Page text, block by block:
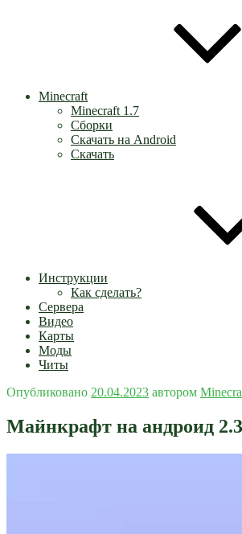
Minecraft
Minecraft 1.7
Сборки
Скачать на Android
Скачать
Инструкции
Как сделать?
Сервера
Видео
Карты
Моды
Читы
Опубликовано 20.04.2023 автором
Майнкрафт на андроид